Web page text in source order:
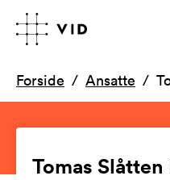
Forside Ansatte
Tomas